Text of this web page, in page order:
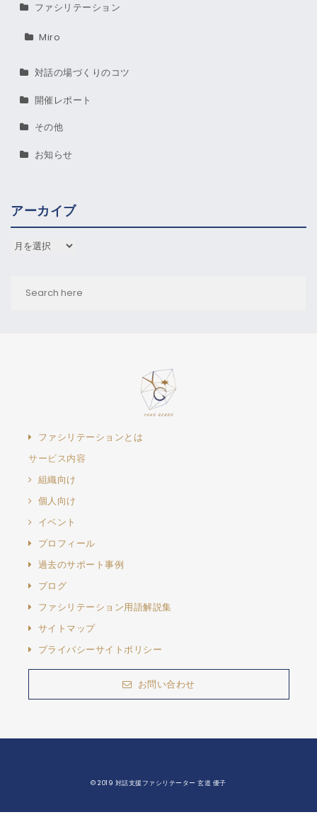
ファシリテーション
Miro
対話の場づくりのコツ
開催レポート
その他
お知らせ
アーカイブ
アーカイブ
ファシリテーションとは
サービス内容
組織向け
個人向け
イベント
プロフィール
過去のサポート事例
ブログ
ファシリテーション用語解説集
サイトマップ
プライバシーサイトポリシー
お問い合わせ
© 2019 対話支援ファシリテーター 玄道 優子